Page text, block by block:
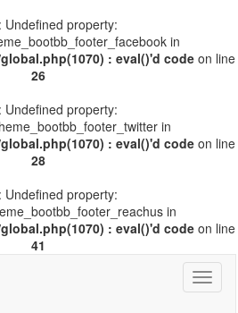
: Undefined property:
in
: eval()'d codeon line
26
: Undefined property:
in
: eval()'d codeon line
28
: Undefined property:
in
: eval()'d codeon line
41